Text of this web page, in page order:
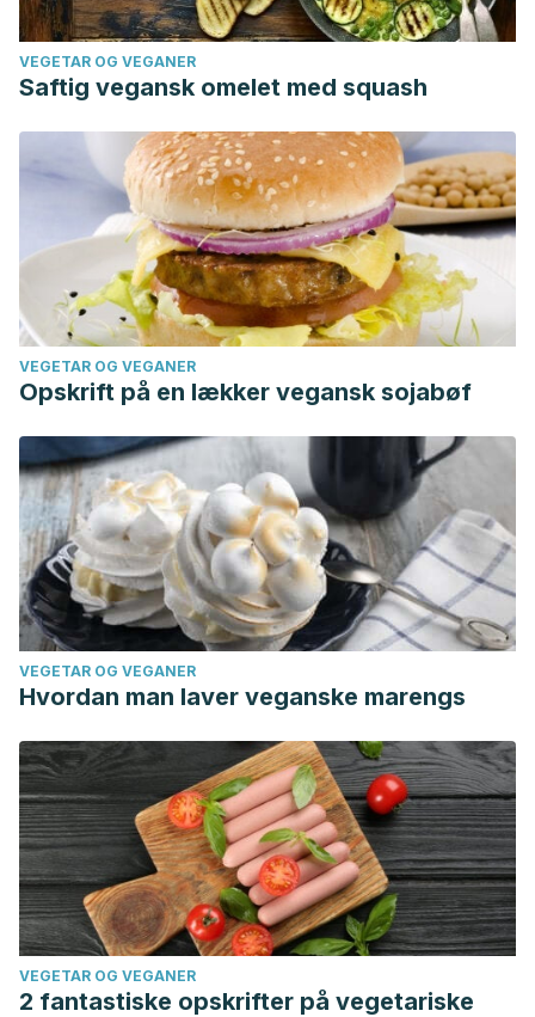
VEGETAR OG VEGANER
Saftig vegansk omelet med squash
VEGETAR OG VEGANER
Opskrift på en lækker vegansk sojabøf
VEGETAR OG VEGANER
Hvordan man laver veganske marengs
VEGETAR OG VEGANER
2 fantastiske opskrifter på vegetariske